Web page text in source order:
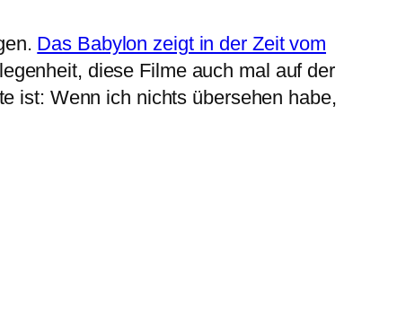
Das Babylon zeigt in der Zeit vom
diese Filme auch mal auf der
ist: Wenn ich nichts übersehen habe,